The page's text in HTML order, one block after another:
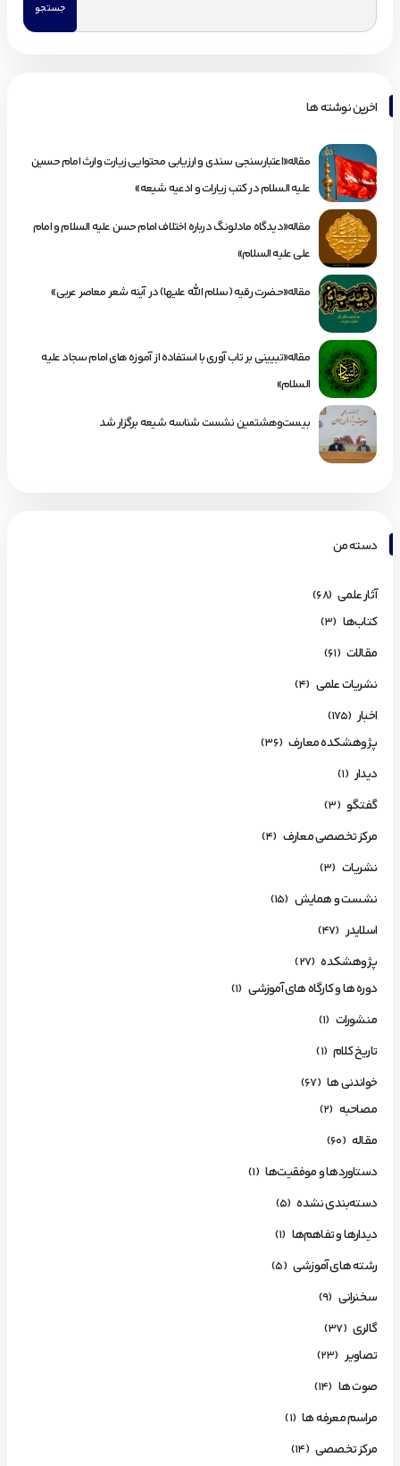
اخرین نوشته ها
مقاله«اعتبارسنجی سندی و ارزیابی محتوایی زیارت وارث امام حسین
علیه السلام در کتب زیارات و ادعیه شیعه»
مقاله«دیدگاه مادلونگ درباره اختلاف امام حسن علیه السلام و امام
علی علیه السلام»
مقاله«حضرت رقیه (سلام الله علیها) در آینه شعر معاصر عربی»
مقاله«تبیینی بر تاب آوری با استفاده از آموزه های امام سجاد علیه
السلام»
بیست‌وهشتمین نشست شناسه شیعه برگزار شد
دسته من
آثار علمی (68)
کتاب‌ها (3)
مقالات (61)
نشریات علمی (4)
اخبار (175)
پژوهشکده معارف (36)
دیدار (1)
گفتگو (3)
مرکز تخصصی معارف (4)
نشریات (3)
نشست و همایش (15)
اسلایدر (47)
پژوهشکده (27)
دوره ها و کارگاه های آموزشی (1)
منشورات (1)
تاریخ کلام (1)
خواندنی ها (67)
مصاحبه (2)
مقاله (60)
دستاوردها و موفقیت‌ها (1)
دسته‌بندی نشده (5)
دیدارها و تفاهم‌ها (1)
رشته های آموزشی (5)
سخنرانی (9)
گالری (37)
تصاویر (23)
صوت ها (14)
مراسم معرفه ها (1)
مرکز تخصصی (14)